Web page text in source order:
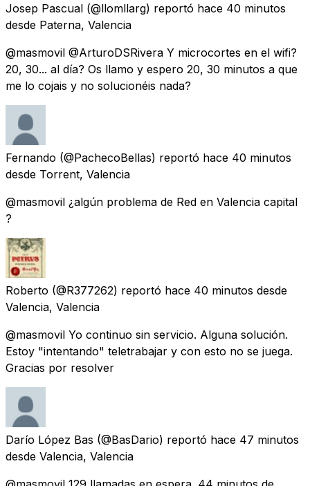
Josep Pascual (@llomllarg) reportó hace 40 minutos
desde Paterna, Valencia
@masmovil @ArturoDSRivera Y microcortes en el wifi?
20, 30... al día? Os llamo y espero 20, 30 minutos a que
me lo cojais y no solucionéis nada?
Fernando (@PachecoBellas) reportó hace 40 minutos
desde Torrent, Valencia
@masmovil ¿algún problema de Red en Valencia capital
?
Roberto (@R377262) reportó hace 40 minutos desde
Valencia, Valencia
@masmovil Yo continuo sin servicio. Alguna solución.
Estoy "intentando" teletrabajar y con esto no se juega.
Gracias por resolver
Darío López Bas (@BasDario) reportó hace 47 minutos
desde Valencia, Valencia